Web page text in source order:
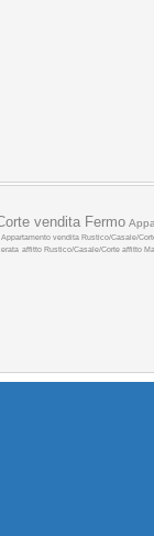
vendita Fermo
Appartamento vendita Rustico/Casale/
affitto Rustico/Casale/Corte affitto